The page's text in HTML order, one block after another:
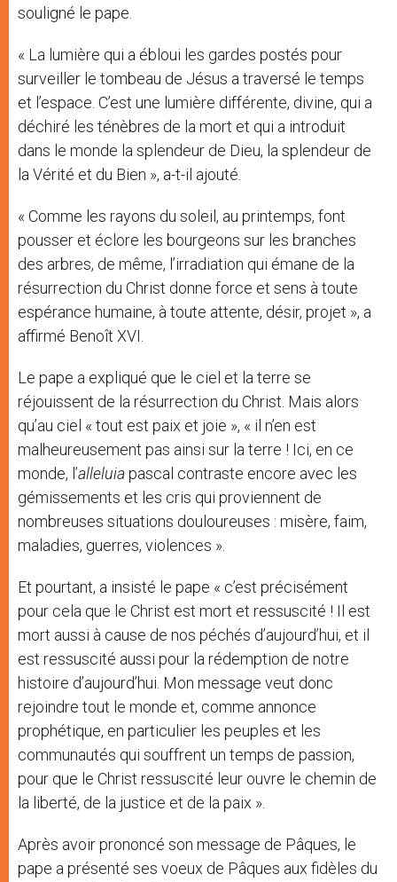
souligné le pape.
« La lumière qui a ébloui les gardes postés pour
surveiller le tombeau de Jésus a traversé le temps
et l’espace. C’est une lumière différente, divine, qui a
déchiré les ténèbres de la mort et qui a introduit
dans le monde la splendeur de Dieu, la splendeur de
la Vérité et du Bien », a-t-il ajouté.
« Comme les rayons du soleil, au printemps, font
pousser et éclore les bourgeons sur les branches
des arbres, de même, l’irradiation qui émane de la
résurrection du Christ donne force et sens à toute
espérance humaine, à toute attente, désir, projet », a
affirmé Benoît XVI.
Le pape a expliqué que le ciel et la terre se
réjouissent de la résurrection du Christ. Mais alors
qu’au ciel « tout est paix et joie », « il n’en est
malheureusement pas ainsi sur la terre ! Ici, en ce
monde, l’alleluiapascal contraste encore avec les
gémissements et les cris qui proviennent de
nombreuses situations douloureuses : misère, faim,
maladies, guerres, violences ».
Et pourtant, a insisté le pape « c’est précisément
pour cela que le Christ est mort et ressuscité ! Il est
mort aussi à cause de nos péchés d’aujourd’hui, et il
est ressuscité aussi pour la rédemption de notre
histoire d’aujourd’hui. Mon message veut donc
rejoindre tout le monde et, comme annonce
prophétique, en particulier les peuples et les
communautés qui souffrent un temps de passion,
pour que le Christ ressuscité leur ouvre le chemin de
la liberté, de la justice et de la paix ».
Après avoir prononcé son message de Pâques, le
pape a présenté ses voeux de Pâques aux fidèles du